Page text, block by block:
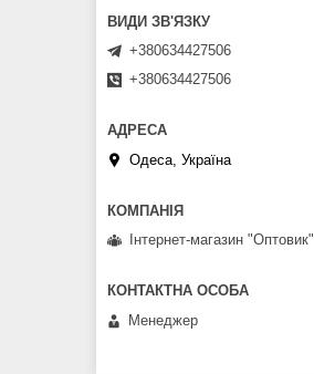
+380634427506
+380634427506
Одеса, Україна
Інтернет-магазин "Оптовик"
Менеджер